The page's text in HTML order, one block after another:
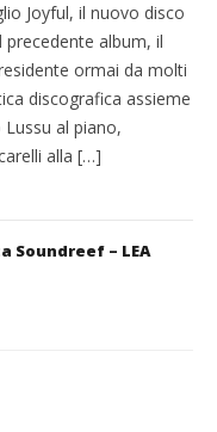
Joyful, il nuovo disco
album, il
ormai da molti
discografica assieme
al piano,
alla […]
Soundreef – LEA